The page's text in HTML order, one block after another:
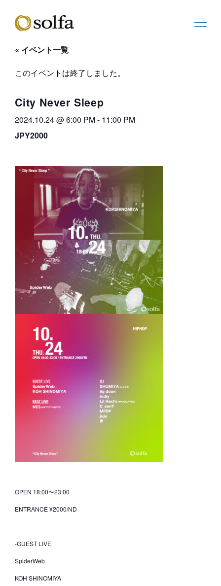
« イベント一覧
このイベントは終了しました。
City Never Sleep
2024.10.24 @ 6:00 PM- 11:00 PM
JPY2000
OPEN 18:00〜23:00
ENTRANCE ¥2000/ND
-GUEST LIVE
SpiderWeb
KOH SHINOMIYA